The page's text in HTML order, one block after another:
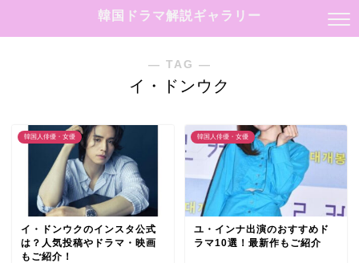
韓国ドラマ解説ギャラリー
― TAG ―
イ・ドンウク
韓国人俳優・女優
イ・ドンウクのインスタ公式
は？人気投稿やドラマ・映画
もご紹介！
韓国人俳優・女優
ユ・インナ出演のおすすめド
ラマ10選！最新作もご紹介